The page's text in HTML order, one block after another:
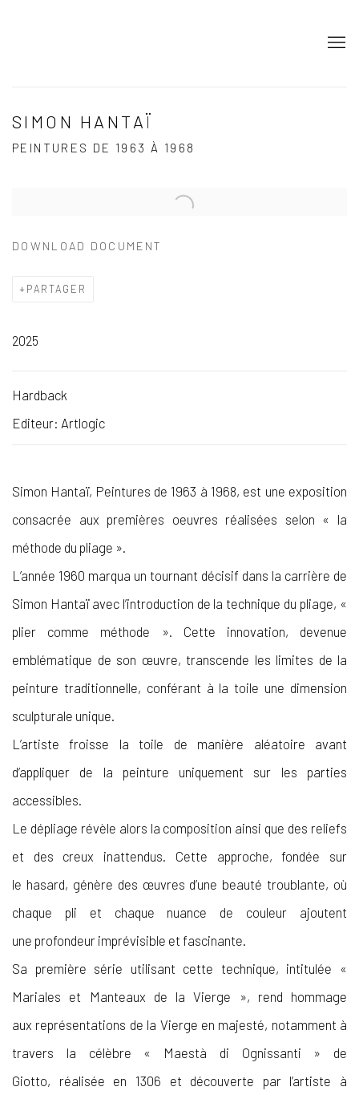
SIMON HANTAÏ
PEINTURES DE 1963 À 1968
Open a larger version of the following image in a popup:
DOWNLOAD DOCUMENT
PARTAGER
2025
Hardback
Editeur: Artlogic
Simon Hantaï, Peintures de 1963 à 1968, est une exposition
consacrée aux premières oeuvres réalisées selon « la
méthode du pliage ».
L’année 1960 marqua un tournant décisif dans la carrière de
Simon Hantaï avec l’introduction de la technique du pliage, «
plier comme méthode ». Cette innovation, devenue
emblématique de son œuvre, transcende les limites de la
peinture traditionnelle, conférant à la toile une dimension
sculpturale unique.
L’artiste froisse la toile de manière aléatoire avant
d’appliquer de la peinture uniquement sur les parties
accessibles.
Le dépliage révèle alors la composition ainsi que des reliefs
et des creux inattendus. Cette approche, fondée sur
le hasard, génère des œuvres d’une beauté troublante, où
chaque pli et chaque nuance de couleur ajoutent
une profondeur imprévisible et fascinante.
Sa première série utilisant cette technique, intitulée «
Mariales et Manteaux de la Vierge », rend hommage
aux représentations de la Vierge en majesté, notamment à
travers la célèbre « Maestà di Ognissanti » de
Giotto, réalisée en 1306 et découverte par l’artiste à